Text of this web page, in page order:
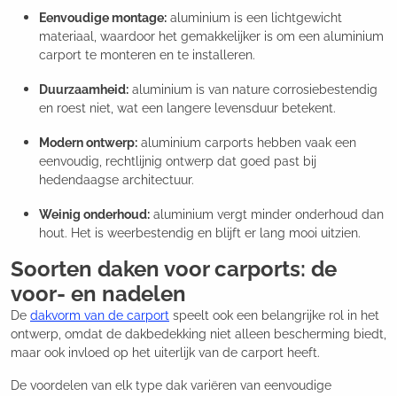
Eenvoudige montage: aluminium is een lichtgewicht
materiaal, waardoor het gemakkelijker is om een aluminium
carport te monteren en te installeren.
Duurzaamheid: aluminium is van nature corrosiebestendig
en roest niet, wat een langere levensduur betekent.
Modern ontwerp: aluminium carports hebben vaak een
eenvoudig, rechtlijnig ontwerp dat goed past bij
hedendaagse architectuur.
Weinig onderhoud: aluminium vergt minder onderhoud dan
hout. Het is weerbestendig en blijft er lang mooi uitzien.
Soorten daken voor carports: de
voor- en nadelen
De dakvorm van de carport speelt ook een belangrijke rol in het
ontwerp, omdat de dakbedekking niet alleen bescherming biedt,
maar ook invloed op het uiterlijk van de carport heeft.
De voordelen van elk type dak variëren van eenvoudige